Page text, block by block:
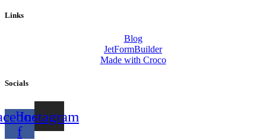
Links
Blog
JetFormBuilder
Made with Croco
Socials
f
Instagram